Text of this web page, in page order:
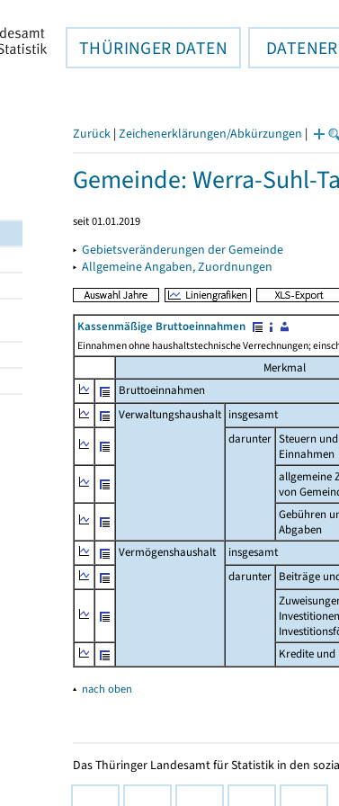
THÜRINGER DATEN
Zurück | Zeichenerklärungen/Abkürzungen |
Gemeinde: Werra-Suhl-
seit 01.01.2019
▸ Gebietsveränderungen der Gemeinde
▸ Allgemeine Angaben, Zuordnungen
Kassenmäßige Bruttoeinnahmen
Einnahmen ohne haushaltstechnische Verrechnungen;
Merkmal
Bruttoeinnahmen
Verwaltungshaushalt insgesamt
darunter Steuern
Einnahmen
allgemeine
von
Gebühren
Abgaben
Vermögenshaushalt
insgesamt
darunter Beiträge
Kredite und
▴ nach oben
Das Thüringer Landesamt für Statistik in den